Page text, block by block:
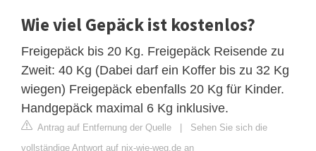
Wie viel Gepäck ist kostenlos?
Freigepäck bis 20 Kg. Freigepäck Reisende zu
Zweit: 40 Kg (Dabei darf ein Koffer bis zu 32 Kg
wiegen) Freigepäck ebenfalls 20 Kg für Kinder.
Handgepäck maximal 6 Kg inklusive.
Antrag auf Entfernung der Quelle | Sehen Sie sich die
vollständige Antwort auf nix-wie-weg.de an